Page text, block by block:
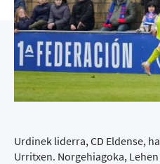
Urdinek liderra, CD Eldense,
Urritxen. Norgehiagoka,